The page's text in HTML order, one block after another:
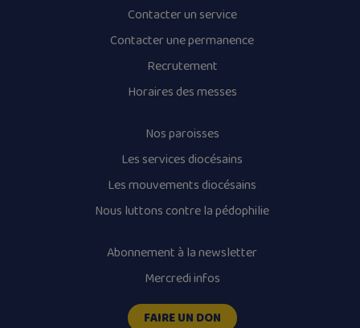
Contacter un service
Contacter une permanence
Recrutement
Horaires des messes
Nos paroisses
Les services diocésains
Les mouvements diocésains
Nous luttons contre la pédophilie
Abonnement à la newsletter
Mercredi infos
FAIRE UN DON